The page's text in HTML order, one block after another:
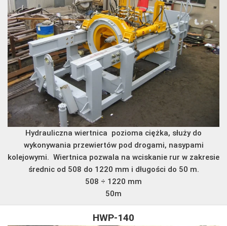
Hydrauliczna wiertnica pozioma ciężka, służy do
wykonywania przewiertów pod drogami, nasypami
kolejowymi. Wiertnica pozwala na wciskanie rur w zakresie
średnic od 508 do 1220 mm i długości do 50 m.
508 ÷ 1220 mm
50m
HWP-140